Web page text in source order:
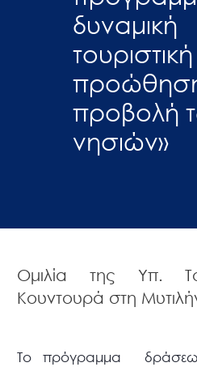
δυναμική
τουριστική
προβολή
νησιών»
Ομιλία της Υπ.
Κουντουρά στη
Το πρόγραμμα